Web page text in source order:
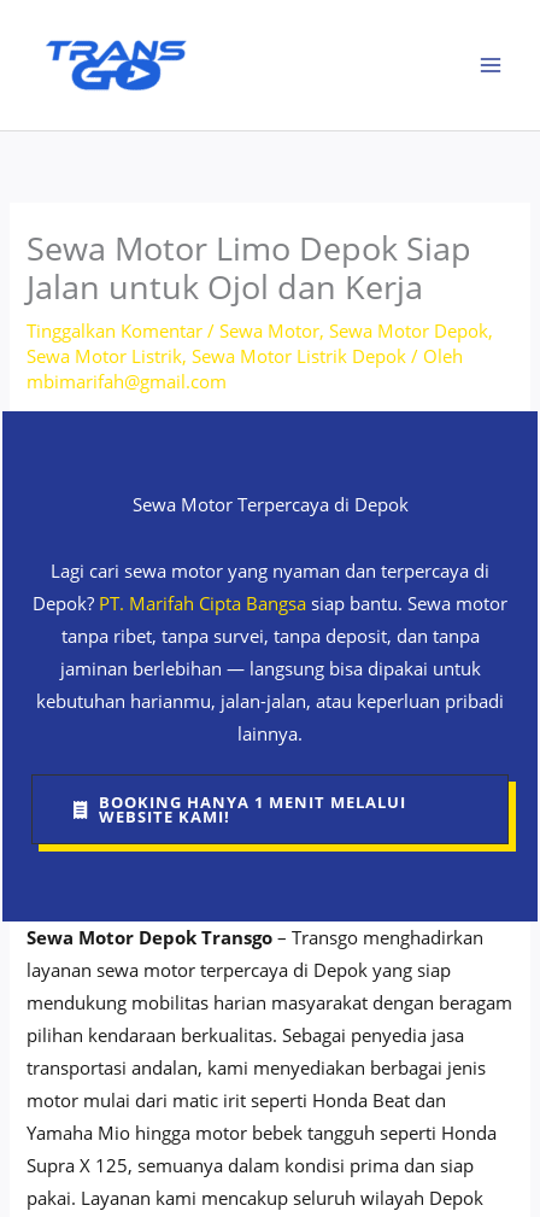
Sewa Motor Limo Depok Siap
Jalan untuk Ojol dan Kerja
Tinggalkan Komentar /Sewa Motor,Sewa Motor Depok,
Sewa Motor Listrik,Sewa Motor Listrik Depok / Oleh
mbimarifah@gmail.com
Sewa Motor Terpercaya di Depok
Lagi cari sewa motor yang nyaman dan terpercaya di
Depok? PT. Marifah Cipta Bangsa siap bantu. Sewa motor
tanpa ribet, tanpa survei, tanpa deposit, dan tanpa
jaminan berlebihan — langsung bisa dipakai untuk
kebutuhan harianmu, jalan-jalan, atau keperluan pribadi
lainnya.
BOOKING HANYA 1 MENIT MELALUI
WEBSITE KAMI!
Sewa Motor Depok Transgo – Transgo menghadirkan
layanan sewa motor terpercaya di Depok yang siap
mendukung mobilitas harian masyarakat dengan beragam
pilihan kendaraan berkualitas. Sebagai penyedia jasa
transportasi andalan, kami menyediakan berbagai jenis
motor mulai dari matic irit seperti Honda Beat dan
Yamaha Mio hingga motor bebek tangguh seperti Honda
Supra X 125, semuanya dalam kondisi prima dan siap
pakai. Layanan kami mencakup seluruh wilayah Depok